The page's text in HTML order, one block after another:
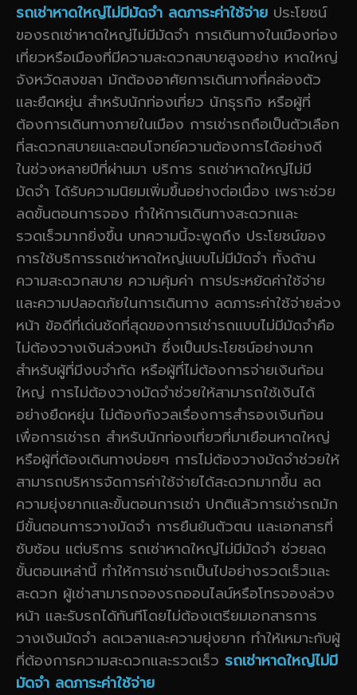
รถเช่าหาดใหญ่ไม่มีมัดจำ ลดภาระค่าใช้จ่าย ประโยชน์
ของรถเช่าหาดใหญ่ไม่มีมัดจำ การเดินทางในเมืองท่อง
เที่ยวหรือเมืองที่มีความสะดวกสบายสูงอย่าง หาดใหญ่
จังหวัดสงขลา มักต้องอาศัยการเดินทางที่คล่องตัว
และยืดหยุ่น สำหรับนักท่องเที่ยว นักธุรกิจ หรือผู้ที่
ต้องการเดินทางภายในเมือง การเช่ารถถือเป็นตัวเลือก
ที่สะดวกสบายและตอบโจทย์ความต้องการได้อย่างดี
ในช่วงหลายปีที่ผ่านมา บริการ รถเช่าหาดใหญ่ไม่มี
มัดจำ ได้รับความนิยมเพิ่มขึ้นอย่างต่อเนื่อง เพราะช่วย
ลดขั้นตอนการจอง ทำให้การเดินทางสะดวกและ
รวดเร็วมากยิ่งขึ้น บทความนี้จะพูดถึง ประโยชน์ของ
การใช้บริการรถเช่าหาดใหญ่แบบไม่มีมัดจำ ทั้งด้าน
ความสะดวกสบาย ความคุ้มค่า การประหยัดค่าใช้จ่าย
และความปลอดภัยในการเดินทาง ลดภาระค่าใช้จ่ายล่วง
หน้า ข้อดีที่เด่นชัดที่สุดของการเช่ารถแบบไม่มีมัดจำคือ
ไม่ต้องวางเงินล่วงหน้า ซึ่งเป็นประโยชน์อย่างมาก
สำหรับผู้ที่มีงบจำกัด หรือผู้ที่ไม่ต้องการจ่ายเงินก้อน
ใหญ่ การไม่ต้องวางมัดจำช่วยให้สามารถใช้เงินได้
อย่างยืดหยุ่น ไม่ต้องกังวลเรื่องการสำรองเงินก้อน
เพื่อการเช่ารถ สำหรับนักท่องเที่ยวที่มาเยือนหาดใหญ่
หรือผู้ที่ต้องเดินทางบ่อยๆ การไม่ต้องวางมัดจำช่วยให้
สามารถบริหารจัดการค่าใช้จ่ายได้สะดวกมากขึ้น ลด
ความยุ่งยากและขั้นตอนการเช่า ปกติแล้วการเช่ารถมัก
มีขั้นตอนการวางมัดจำ การยืนยันตัวตน และเอกสารที่
ซับซ้อน แต่บริการ รถเช่าหาดใหญ่ไม่มีมัดจำ ช่วยลด
ขั้นตอนเหล่านี้ ทำให้การเช่ารถเป็นไปอย่างรวดเร็วและ
สะดวก ผู้เช่าสามารถจองรถออนไลน์หรือโทรจองล่วง
หน้า และรับรถได้ทันทีโดยไม่ต้องเตรียมเอกสารการ
วางเงินมัดจำ ลดเวลาและความยุ่งยาก ทำให้เหมาะกับผู้
ที่ต้องการความสะดวกและรวดเร็ว รถเช่าหาดใหญ่ไม่มี
มัดจำ ลดภาระค่าใช้จ่าย